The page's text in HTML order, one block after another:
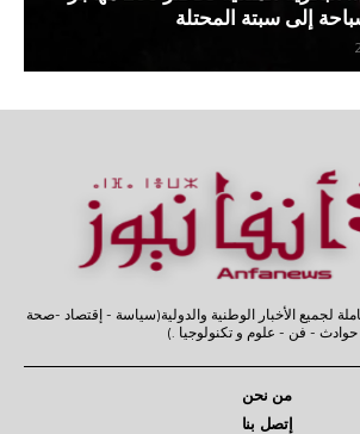
إلى سبتة المحتلة
لجميع الأخبار الوطنية والدولية(سياسة - إقتصاد -صحة
- فن - علوم و تكنولوجيا .)
من نحن
إتصل بنا